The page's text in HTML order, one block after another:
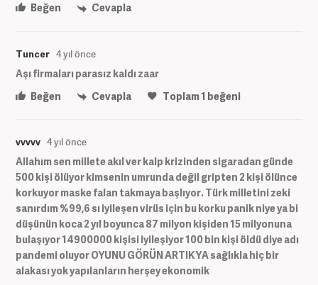
Beğen
Cevapla
Tuncer 4 yıl önce
Aşı firmaları parasız kaldı zaar
Beğen
Cevapla Toplam1 beğeni
vvvvv 4 yıl önce
Allahım sen millete akıl ver kalp krizinden sigaradan günde
500 kişi ölüyor kimsenin umrunda değil gripten 2 kişi ölünce
korkuyor maske falan takmaya başlıyor. Türk milletini zeki
sanırdım %99,6 sı iyileşen virüs için bu korku panik niye ya bi
düşünün koca 2 yıl boyunca 87 milyon kişiden 15 milyonuna
bulaşıyor 14900000 kişisi iyileşiyor 100 bin kişi öldü diye adı
pandemi oluyor OYUNU GÖRÜN ARTIK YA sağlıkla hiç bir
alakası yok yapılanların herşey ekonomik